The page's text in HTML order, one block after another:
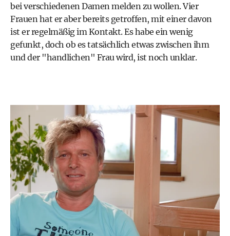
bei verschiedenen Damen melden zu wollen. Vier
Frauen hat er aber bereits getroffen, mit einer davon
ist er regelmäßig im Kontakt. Es habe ein wenig
gefunkt, doch ob es tatsächlich etwas zwischen ihm
und der "handlichen" Frau wird, ist noch unklar.